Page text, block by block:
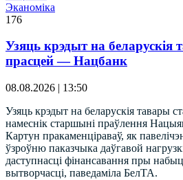
Эканоміка
176
Узяць крэдыт на беларускія
прасцей — Нацбанк
08.08.2026 | 13:50
Узяць крэдыт на беларускія тавары
намеснік старшыні праўлення
Картун пракаменціраваў, як
ўзроўню паказчыка даўгавой
даступнасці фінансавання пры
вытворчасці, паведаміла БелТА.